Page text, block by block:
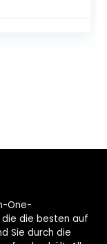
One-
die die besten auf
Sie durch die